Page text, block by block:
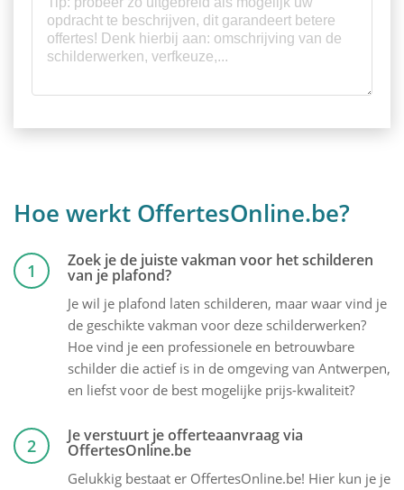
Hoe werkt OffertesOnline.be?
1 Zoek je de juiste vakman voor het schilderen
van je plafond?
Je wil je plafond laten schilderen, maar waar vind je
de geschikte vakman voor deze schilderwerken?
Hoe vind je een professionele en betrouwbare
schilder die actief is in de omgeving van Antwerpen,
en liefst voor de best mogelijke prijs-kwaliteit?
2 Je verstuurt je offerteaanvraag via
OffertesOnline.be
Gelukkig bestaat er OffertesOnline.be! Hier kun je je